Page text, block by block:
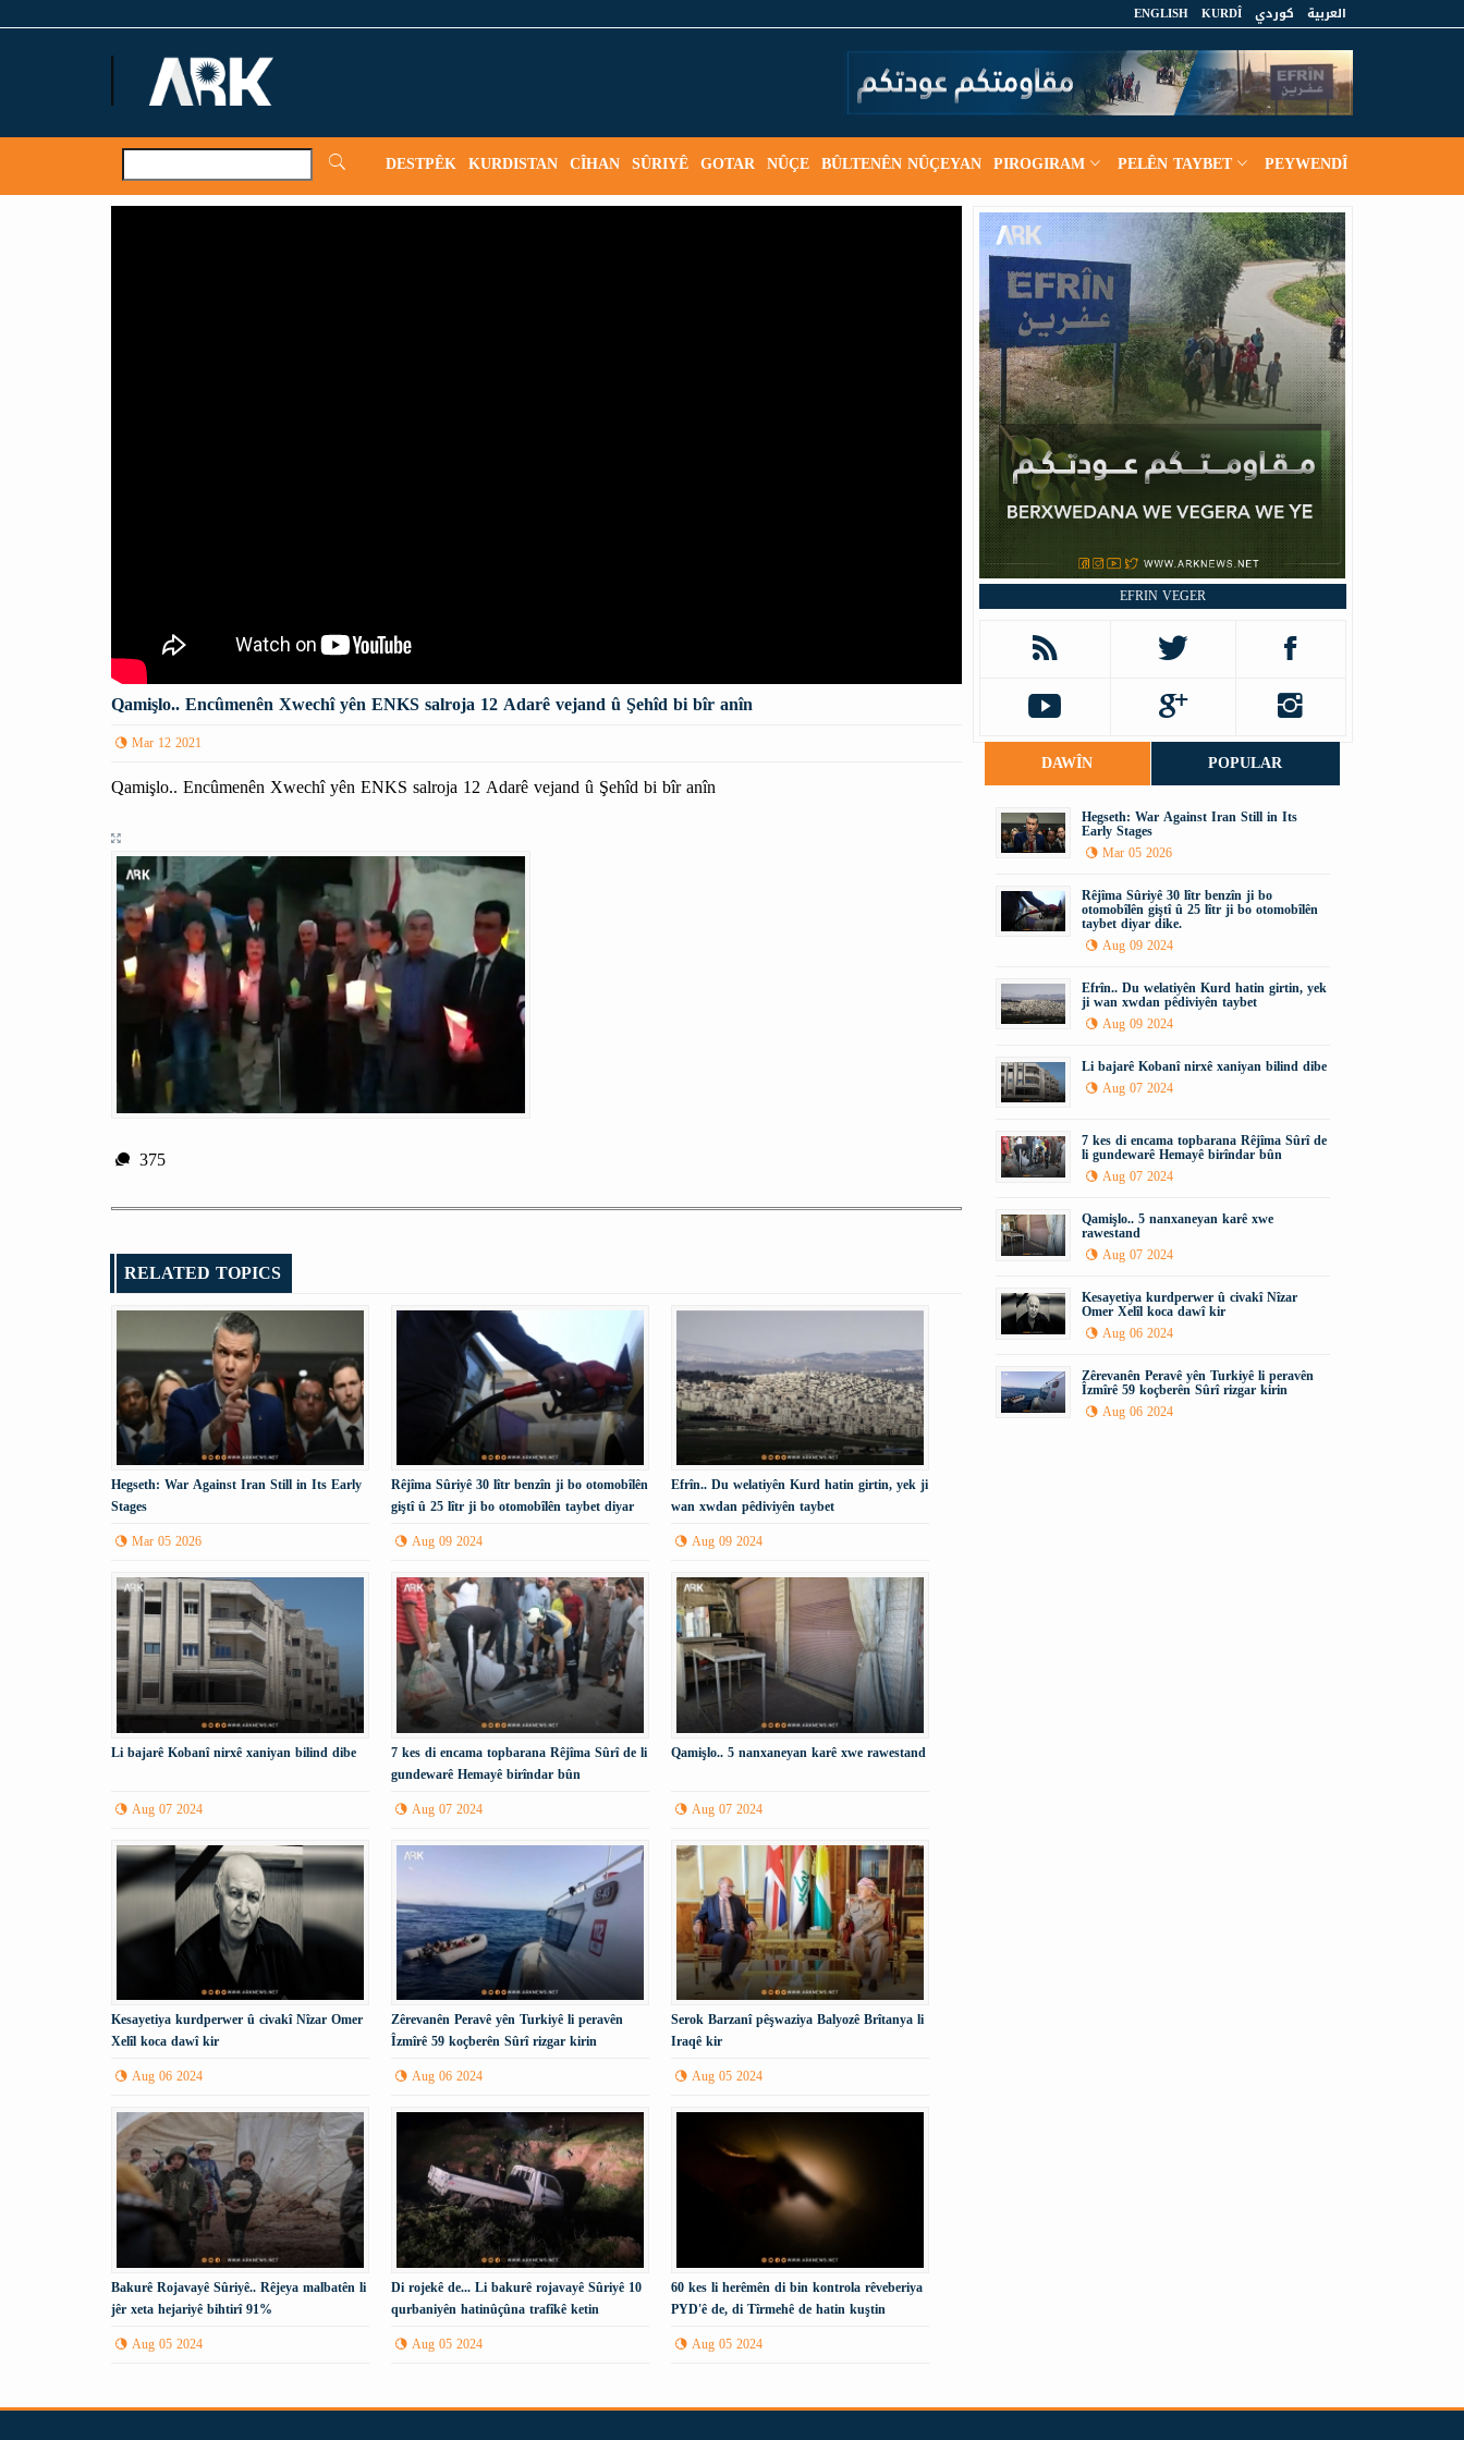
العربية كوردي KURDÎ
ENGLISH
DESTPÊK KURDISTAN CÎHAN SÛRIYÊ GOTAR NÛÇE BÛLTENÊN NÛÇEYAN PIROGIRAM PELÊN TAYBET PEYWENDÎ
Qamişlo.. Encûmenên Xwechî yên ENKS salroja 12 Adarê vejand û Şehîd bi bîr anîn
Mar 12 2021
Qamişlo.. Encûmenên Xwechî yên ENKS salroja 12 Adarê vejand û Şehîd bi bîr anîn
375
RELATED TOPICS
Hegseth: War Against Iran Still in Its Early
Stages
Mar 05 2026
Rêjîma Sûriyê 30 lîtr benzîn ji bo otomobîlên
giştî û 25 lîtr ji bo otomobîlên taybet diyar
Aug 09 2024
Efrîn.. Du welatiyên Kurd hatin girtin, yek ji
wan xwdan pêdiviyên taybet
Aug 09 2024
Li bajarê Kobanî nirxê xaniyan bilind dibe
Aug 07 2024
7 kes di encama topbarana Rêjîma Sûrî de li
gundewarê Hemayê birîndar bûn
Aug 07 2024
Qamişlo.. 5 nanxaneyan karê xwe rawestand
Aug 07 2024
Kesayetiya kurdperwer û civakî Nîzar Omer
Xelîl koca dawî kir
Aug 06 2024
Zêrevanên Peravê yên Turkiyê li peravên
Îzmîrê 59 koçberên Sûrî rizgar kirin
Aug 06 2024
Serok Barzanî pêşwaziya Balyozê Brîtanya li
Iraqê kir
Aug 05 2024
Bakurê Rojavayê Sûriyê.. Rêjeya malbatên li
jêr xeta hejariyê bihtirî 91%
Aug 05 2024
Di rojekê de... Li bakurê rojavayê Sûriyê 10
qurbaniyên hatinûçûna trafîkê ketin
Aug 05 2024
60 kes li herêmên di bin kontrola rêveberiya
PYD'ê de, di Tîrmehê de hatin kuştin
Aug 05 2024
EFRIN VEGER
DAWÎN POPULAR
Hegseth: War Against Iran Still in Its
Early Stages
Mar 05 2026
Rêjîma Sûriyê 30 lîtr benzîn ji bo
otomobîlên giştî û 25 lîtr ji bo otomobîlên
taybet diyar dike.
Aug 09 2024
Efrîn.. Du welatiyên Kurd hatin girtin, yek
ji wan xwdan pêdiviyên taybet
Aug 09 2024
Li bajarê Kobanî nirxê xaniyan bilind dibe
Aug 07 2024
7 kes di encama topbarana Rêjîma Sûrî de
li gundewarê Hemayê birîndar bûn
Aug 07 2024
Qamişlo.. 5 nanxaneyan karê xwe
rawestand
Aug 07 2024
Kesayetiya kurdperwer û civakî Nîzar
Omer Xelîl koca dawî kir
Aug 06 2024
Zêrevanên Peravê yên Turkiyê li peravên
Îzmîrê 59 koçberên Sûrî rizgar kirin
Aug 06 2024